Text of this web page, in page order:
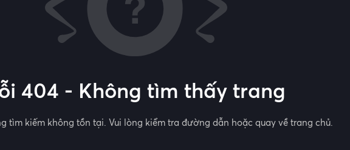
404 - Không tìm thấy trang
tìm kiếm không tồn tại. Vui lòng kiểm tra đường dẫn hoặc quay về trang chủ.